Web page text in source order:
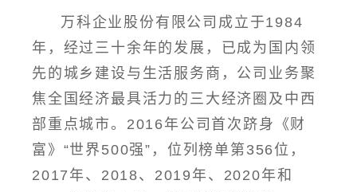
万科企业股份有限公司成立于1984
年，经过三十余年的发展，已成为国内领
先的城乡建设与生活服务商，公司业务聚
焦全国经济最具活力的三大经济圈及中西
部重点城市。2016年公司首次跻身《财
富》“世界500强”，位列榜单第356位，
2017年、2018、2019年、2020年和